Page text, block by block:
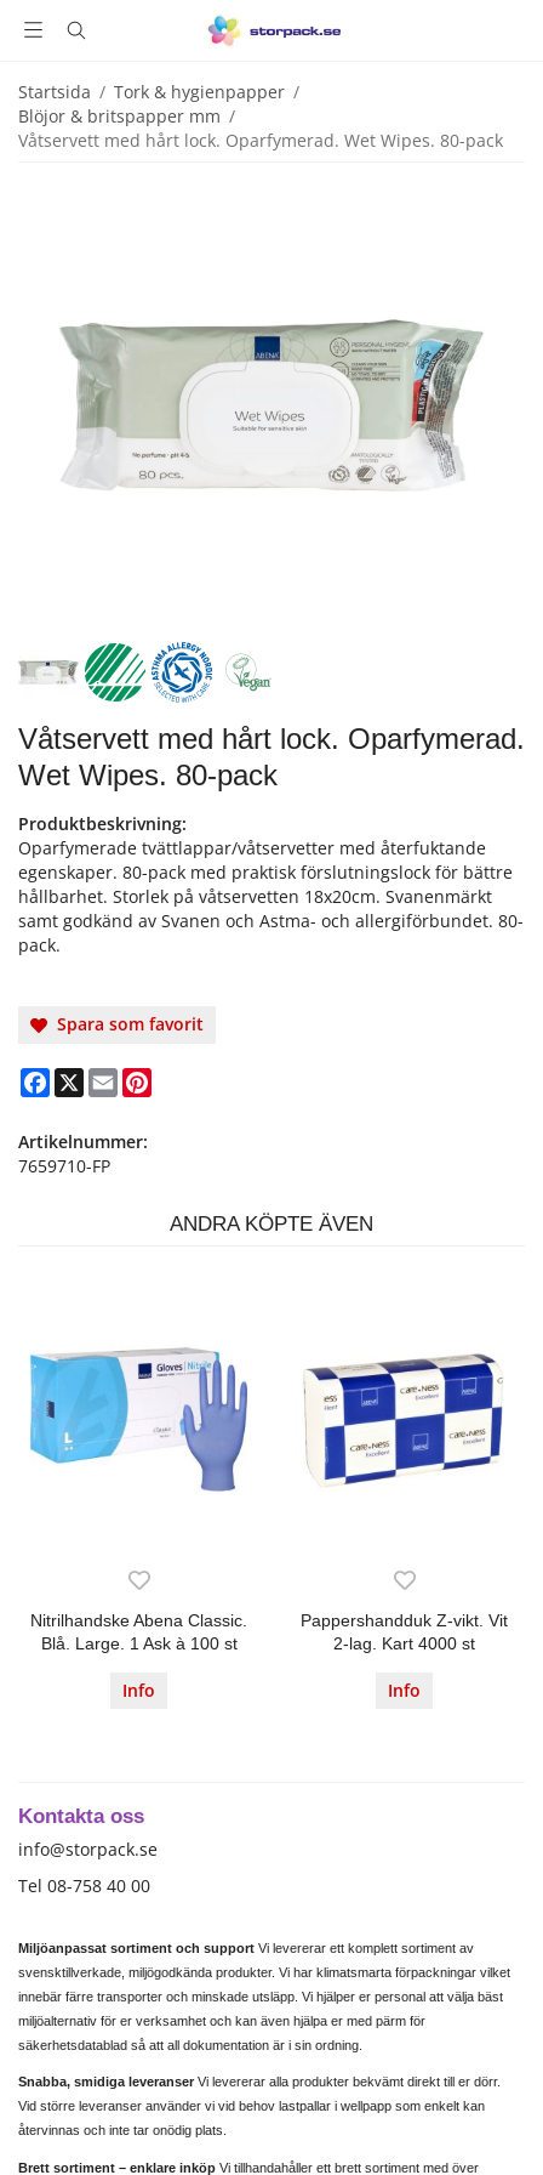
Startsida / Tork & hygienpapper /
Blöjor & britspapper mm /
Våtservett med hårt lock. Oparfymerad. Wet Wipes. 80-pack
Våtservett med hårt lock. Oparfymerad.
Wet Wipes. 80-pack
Produktbeskrivning:
Oparfymerade tvättlappar/våtservetter med återfuktande
egenskaper. 80-pack med praktisk förslutningslock för bättre
hållbarhet. Storlek på våtservetten 18x20cm. Svanenmärkt
samt godkänd av Svanen och Astma- och allergiförbundet. 80-
pack.
Spara som favorit
Facebook
X Email
Artikelnummer:
7659710-FP
ANDRA KÖPTE ÄVEN
Nitrilhandske Abena Classic.
Blå. Large. 1 Ask à 100 st
Info
Pappershandduk Z-vikt. Vit
2-lag. Kart 4000 st
Info
Kontakta oss
info@storpack.se
Tel 08-758 40 00
Miljöanpassat sortiment och support Vi levererar ett komplett sortiment av
svensktillverkade, miljögodkända produkter. Vi har klimatsmarta förpackningar vilket
innebär färre transporter och minskade utsläpp. Vi hjälper er personal att välja bäst
miljöalternativ för er verksamhet och kan även hjälpa er med pärm för
säkerhetsdatablad så att all dokumentation är i sin ordning.
Snabba, smidiga leveranser Vi levererar alla produkter bekvämt direkt till er dörr.
Vid större leveranser använder vi vid behov lastpallar i wellpapp som enkelt kan
återvinnas och inte tar onödig plats.
Brett sortiment – enklare inköp Vi tillhandahåller ett brett sortiment med över